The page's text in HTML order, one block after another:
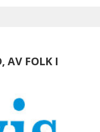
AV FOLK I